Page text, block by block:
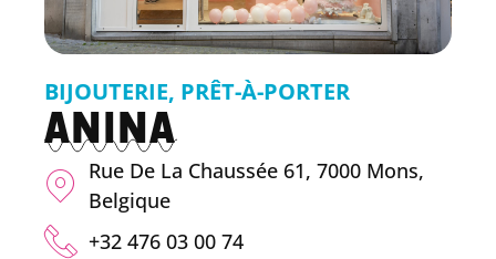
BIJOUTERIE, PRÊT-À-PORTER
ANINA
Rue De La Chaussée 61, 7000 Mons,
Belgique
+32 476 03 00 74